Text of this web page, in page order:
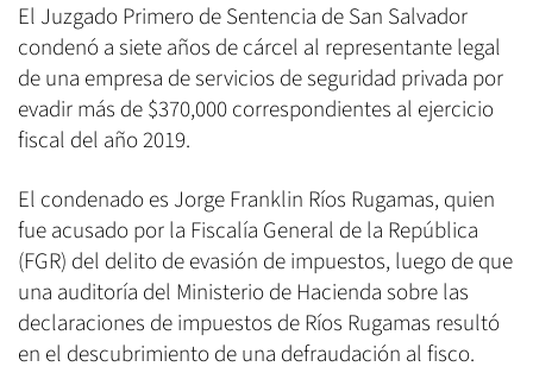
El Juzgado Primero de Sentencia de San Salvador
condenó a siete años de cárcel al representante legal
de una empresa de servicios de seguridad privada por
evadir más de $370,000 correspondientes al ejercicio
fiscal del año 2019.
El condenado es Jorge Franklin Ríos Rugamas, quien
fue acusado por la Fiscalía General de la República
(FGR) del delito de evasión de impuestos, luego de que
una auditoría del Ministerio de Hacienda sobre las
declaraciones de impuestos de Ríos Rugamas resultó
en el descubrimiento de una defraudación al fisco.